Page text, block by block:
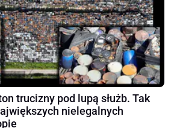
trucizny pod lupą służb. Tak
nielegalnych